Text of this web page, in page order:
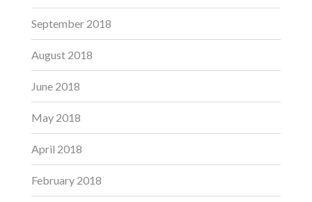
September 2018
August 2018
June 2018
May 2018
April 2018
February 2018